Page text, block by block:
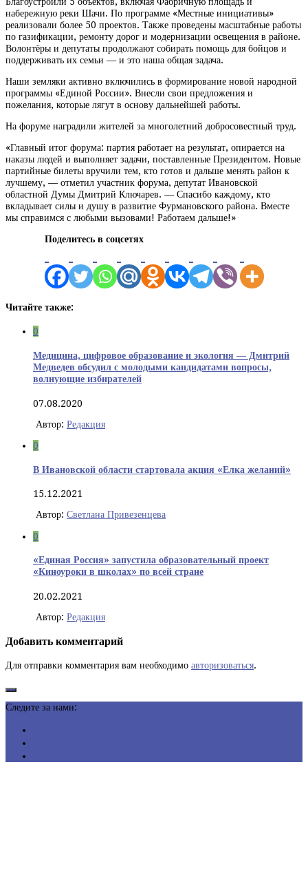
набережную реки Шачи. По программе «Местные инициативы»
реализовали более 50 проектов. Также проведены масштабные работы
по газификации, ремонту дорог и модернизации освещения в районе.
Волонтёры и депутаты продолжают собирать помощь для бойцов и
поддерживать их семьи — и это наша общая задача.
Наши земляки активно включились в формирование новой народной
программы «Единой России». Внесли свои предложения и
пожелания, которые лягут в основу дальнейшей работы.
На форуме наградили жителей за многолетний добросовестный труд.
«Главный итог форума: партия работает на результат, опирается на
наказы людей и выполняет задачи, поставленные Президентом. Новые
партийные билеты вручили тем, кто готов и дальше менять район к
лучшему, — отметил участник форума, депутат Ивановской
областной Думы Дмитрий Ключарев. — Спасибо каждому, кто
вкладывает силы и душу в развитие Фурмановского района. Вместе
мы справимся с любыми вызовами! Работаем дальше!»
Поделитесь в соцсетях
Читайте также:
0
Медицина, цифровое образование и экология — Дмитрий
Медведев обсудил с молодыми кандидатами вопросы,
волнующие избирателей
07.08.2020
Автор: Редакция
0
В Ивановской области стартовала акция «Елка желаний»
15.12.2021
Автор: Светлана Привезенцева
0
«Единая Россия» запустила образовательный проект
«Киноуроки в школах» по всей стране
20.02.2021
Автор: Редакция
Добавить комментарий
Для отправки комментария вам необходимо авторизоваться.
Следите за нами: